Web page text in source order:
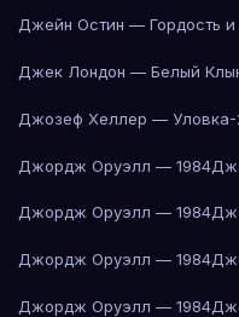
Джейн Остин — Гордость и
Джек Лондон — Белый
Джозеф Хеллер — Уловка-
Джордж Оруэлл — 1984
Джордж Оруэлл — 1984
Джордж Оруэлл — 1984
Джордж Оруэлл — 1984